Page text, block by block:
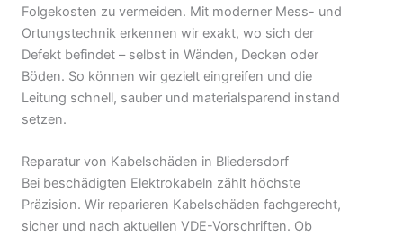
Folgekosten zu vermeiden. Mit moderner Mess- und
Ortungstechnik erkennen wir exakt, wo sich der
Defekt befindet – selbst in Wänden, Decken oder
Böden. So können wir gezielt eingreifen und die
Leitung schnell, sauber und materialsparend instand
setzen.
Reparatur von Kabelschäden in Bliedersdorf
Bei beschädigten Elektrokabeln zählt höchste
Präzision. Wir reparieren Kabelschäden fachgerecht,
sicher und nach aktuellen VDE-Vorschriften. Ob